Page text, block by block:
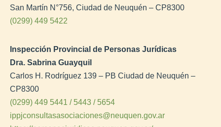
San Martín N°756, Ciudad de Neuquén – CP8300
(0299) 449 5422
Inspección Provincial de Personas Jurídicas
Dra. Sabrina Guayquil
Carlos H. Rodríguez 139 – PB Ciudad de Neuquén –
CP8300
(0299) 449 5441 / 5443 / 5654
ippjconsultasasociaciones@neuquen.gov.ar